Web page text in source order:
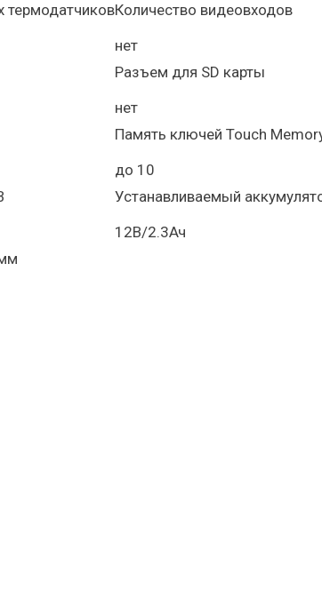
Количество видеовходов
нет
Разъем для SD карты
нет
Память ключей Touch
до 10
Устанавливаемый
12В/2.3Ач